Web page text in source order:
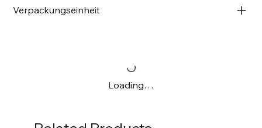
Verpackungseinheit
Loading…